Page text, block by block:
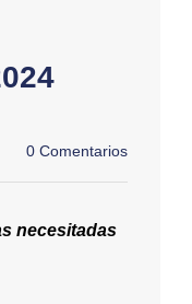
0 Comentarios
necesitadas